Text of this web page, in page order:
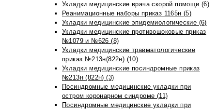
Укладки медицинские врача скорой помощи (6)
Реанимационные наборы приказ 1165н (5)
Укладки медицинские эпидемиологические (6)
Укладки медицинские противошоковые приказ
№1079 и №626 (8)
Укладки медицинские травматологические
приказ №213н(822н) (10)
Укладки медицинские посиндромные приказ
№213н (822н) (3)
Посиндромные медицинские укладки при
остром коронарном синдроме (11)
Посиндромные медицинские укладки при